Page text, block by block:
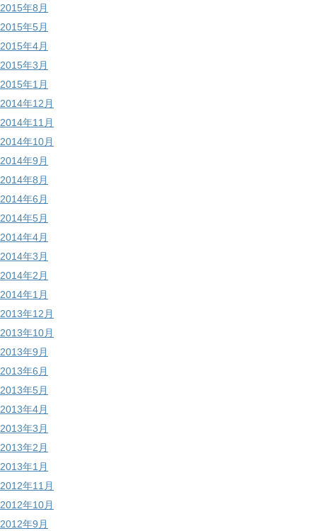
2015年8月
2015年5月
2015年4月
2015年3月
2015年1月
2014年12月
2014年11月
2014年10月
2014年9月
2014年8月
2014年6月
2014年5月
2014年4月
2014年3月
2014年2月
2014年1月
2013年12月
2013年10月
2013年9月
2013年6月
2013年5月
2013年4月
2013年3月
2013年2月
2013年1月
2012年11月
2012年10月
2012年9月